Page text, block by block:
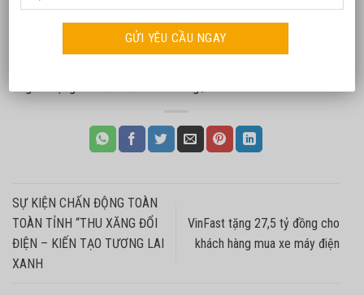
Dự kiến trong 2 tháng cuối năm, VinFast sẽ chính thức bàn giao
cho khách hàng 2 dòng xe hoàn toàn mới là EC Van (xe tải nhỏ)
SỰ KIỆN CHẤN ĐỘNG TOÀN
TOÀN TỈNH “THU XĂNG ĐỔI
ĐIỆN – KIẾN TẠO TƯƠNG LAI
XANH
VinFast tặng 27,5 tỷ đồng cho
khách hàng mua xe máy điện